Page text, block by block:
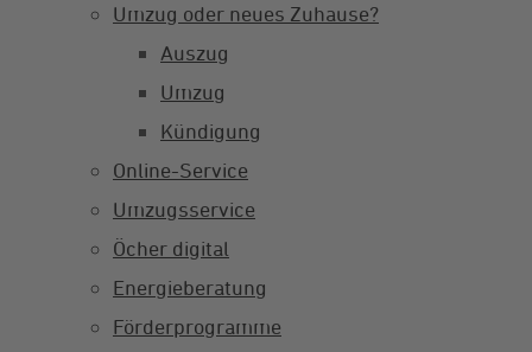
Umzug oder neues Zuhause?
Auszug
Umzug
Kündigung
Online-Service
Umzugsservice
Öcher digital
Energieberatung
Förderprogramme